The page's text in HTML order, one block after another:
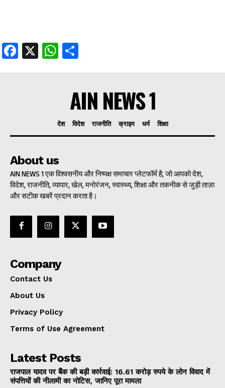
Facebook
X WhatsApp
AIN NEWS 1
देश विदेश राजनीति क्राइम धर्म शिक्षा
About us
AIN NEWS 1 एक विश्वसनीय और निष्पक्ष समाचार प्लेटफॉर्म है, जो आपको देश,
विदेश, राजनीति, व्यापार, खेल, मनोरंजन, स्वास्थ्य, शिक्षा और तकनीक से जुड़ी ताज़ा
और सटीक खबरें प्रदान करता है।
Company
Contact Us
About Us
Privacy Policy
Terms of Use Agreement
Latest Posts
राजपाल यादव पर बैंक की बड़ी कार्रवाई: 16.61 करोड़ रुपये के लोन विवाद में
संपत्तियों की नीलामी का नोटिस, जानिए पूरा मामला